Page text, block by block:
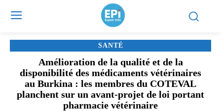
SANTÉ
Amélioration de la qualité et de la
disponibilité des médicaments vétérinaires
au Burkina : les membres du COTEVAL
planchent sur un avant-projet de loi portant
pharmacie vétérinaire